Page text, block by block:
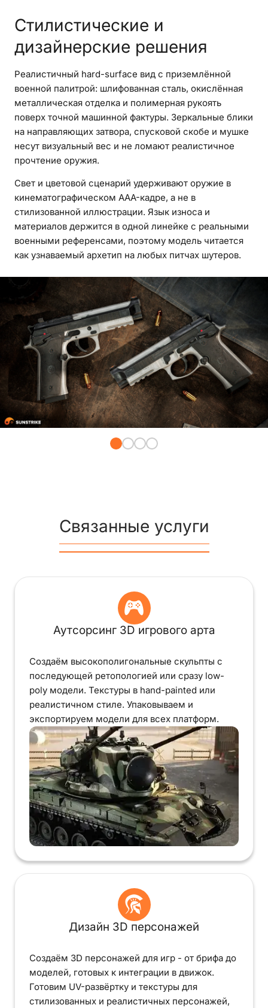
Стилистические и
дизайнерские решения
Реалистичный hard-surface вид с приземлённой
военной палитрой: шлифованная сталь, окислённая
металлическая отделка и полимерная рукоять
поверх точной машинной фактуры. Зеркальные блики
на направляющих затвора, спусковой скобе и мушке
несут визуальный вес и не ломают реалистичное
прочтение оружия.
Свет и цветовой сценарий удерживают оружие в
кинематографическом AAA-кадре, а не в
стилизованной иллюстрации. Язык износа и
материалов держится в одной линейке с реальными
военными референсами, поэтому модель читается
как узнаваемый архетип на любых питчах шутеров.
Связанные услуги
Аутсорсинг 3D игрового арта
Создаём высокополигональные скульпты с
последующей ретопологией или сразу low-
poly модели. Текстуры в hand-painted или
реалистичном стиле. Упаковываем и
экспортируем модели для всех платформ.
Дизайн 3D персонажей
Создаём 3D персонажей для игр - от брифа до
моделей, готовых к интеграции в движок.
Готовим UV-развёртку и текстуры для
стилизованных и реалистичных персонажей,